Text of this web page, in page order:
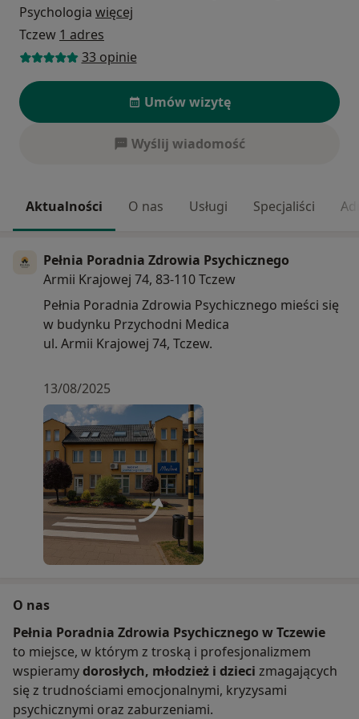
Psychologia więcej
Tczew 1 adres
33 opinie
Umów wizytę
Wyślij wiadomość
Aktualności O nas Usługi Specjaliści
Pełnia Poradnia Zdrowia Psychicznego
Armii Krajowej 74, 83-110 Tczew
Pełnia Poradnia Zdrowia Psychicznego mieści się
w budynku Przychodni Medica
ul. Armii Krajowej 74, Tczew.
13/08/2025
O nas
Pełnia Poradnia Zdrowia Psychicznego w Tczewie
to miejsce, w którym z troską i profesjonalizmem
wspieramydorosłych, młodzież i dzieci zmagających
się z trudnościami emocjonalnymi, kryzysami
psychicznymi oraz zaburzeniami.